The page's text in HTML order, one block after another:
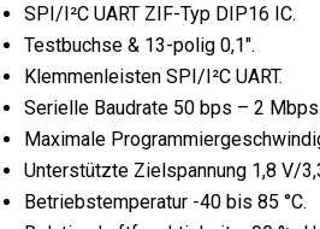
SPI/I²C UART ZIF-Typ DIP16 IC.
Testbuchse & 13-polig 0,1".
Klemmenleisten SPI/I²C UART.
Serielle Baudrate 50 bps – 2 Mbps.
Maximale
Unterstützte Zielspannung 1,8 V/
Betriebstemperatur -40 bis 85 °C.